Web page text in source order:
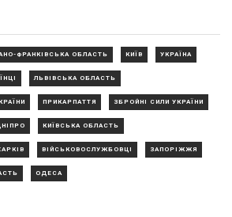
ФРАНКІВСЬКА ОБЛАСТЬ КИЇВ УКРАЇНА
ЛЬВІВСЬКА ОБЛАСТЬ
ПРИКАРПАТТЯ ЗБРОЙНІ СИЛИ УКРАЇНИ
КИЇВСЬКА ОБЛАСТЬ
ВІЙСЬКОВОСЛУЖБОВЦІ ЗАПОРІЖЖЯ
ОДЕСА